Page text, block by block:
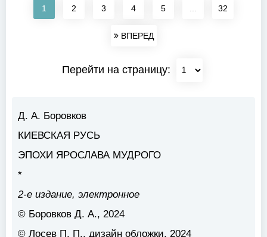
1 2 3 4 5 32
ВПЕРЕД
Перейти на страницу:
Д. А. Боровков
КИЕВСКАЯ РУСЬ
ЭПОХИ ЯРОСЛАВА МУДРОГО
*
2-е издание, электронное
© Боровков Д. А., 2024
© Лосев П. П., дизайн обложки, 2024